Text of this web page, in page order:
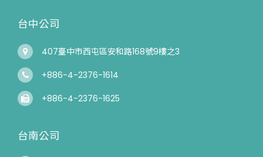
台中公司
407臺中市西屯區安和路168號9樓之3
+886-4-2376-1614
+886-4-2376-1625
台南公司